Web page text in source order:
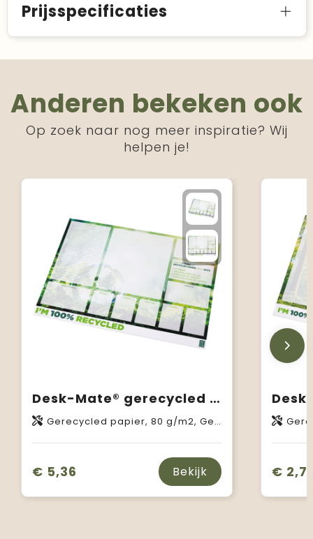
Prijsspecificaties
Anderen bekeken ook
Op zoek naar nog meer inspiratie? Wij
helpen je!
Desk-Mate® gerecycled A2 kladblok
Gerecycled papier, 80 g/m2, Gerecycled karton, 461 g/m2
€ 5,36 Bekijk €